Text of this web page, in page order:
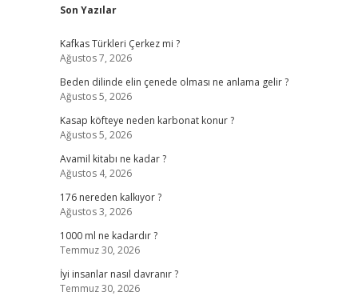
Sidebar
Son Yazılar
Kafkas Türkleri Çerkez mi ?
Ağustos 7, 2026
Beden dilinde elin çenede olması ne anlama gelir ?
Ağustos 5, 2026
Kasap köfteye neden karbonat konur ?
Ağustos 5, 2026
Avamil kitabı ne kadar ?
Ağustos 4, 2026
176 nereden kalkıyor ?
Ağustos 3, 2026
1000 ml ne kadardır ?
Temmuz 30, 2026
İyi insanlar nasıl davranır ?
Temmuz 30, 2026